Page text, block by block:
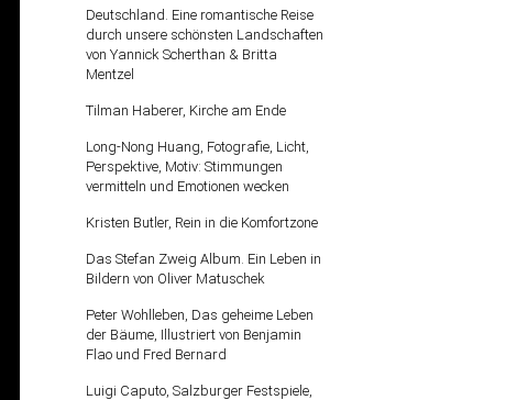
Deutschland. Eine romantische Reise
durch unsere schönsten Landschaften
von Yannick Scherthan & Britta
Mentzel
Tilman Haberer, Kirche am Ende
Long-Nong Huang, Fotografie, Licht,
Perspektive, Motiv: Stimmungen
vermitteln und Emotionen wecken
Kristen Butler, Rein in die Komfortzone
Das Stefan Zweig Album. Ein Leben in
Bildern von Oliver Matuschek
Peter Wohlleben, Das geheime Leben
der Bäume, Illustriert von Benjamin
Flao und Fred Bernard
Luigi Caputo, Salzburger Festspiele,